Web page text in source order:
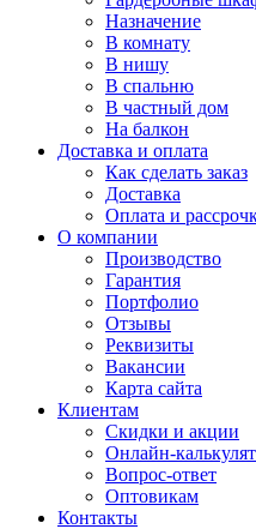
Назначение
В комнату
В нишу
В спальню
В частный дом
На балкон
Доставка и оплата
Как сделать заказ
Доставка
Оплата и
О компании
Производство
Гарантия
Портфолио
Отзывы
Реквизиты
Вакансии
Карта сайта
Клиентам
Скидки и акции
Онлайн-
Вопрос-ответ
Оптовикам
Контакты